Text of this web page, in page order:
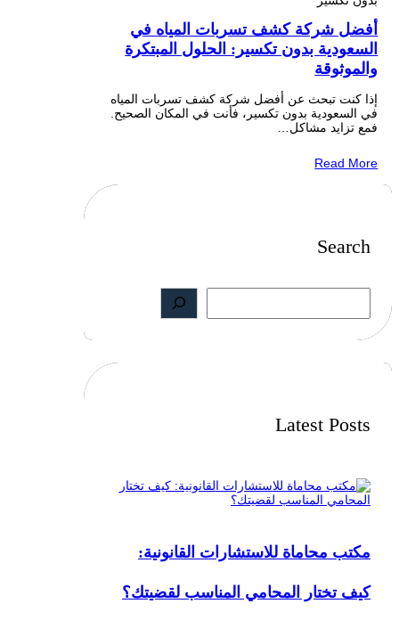
أفضل شركة كشف تسربات المياه في
السعودية بدون تكسير: الحلول المبتكرة
والموثوقة
إذا كنت تبحث عن أفضل شركة كشف تسربات المياه
في السعودية بدون تكسير، فأنت في المكان الصحيح.
فمع تزايد مشاكل…
Read More
Search
S
a
r
Latest Posts
مكتب محاماة للاستشارات القانونية:
كيف تختار المحامي المناسب لقضيتك؟